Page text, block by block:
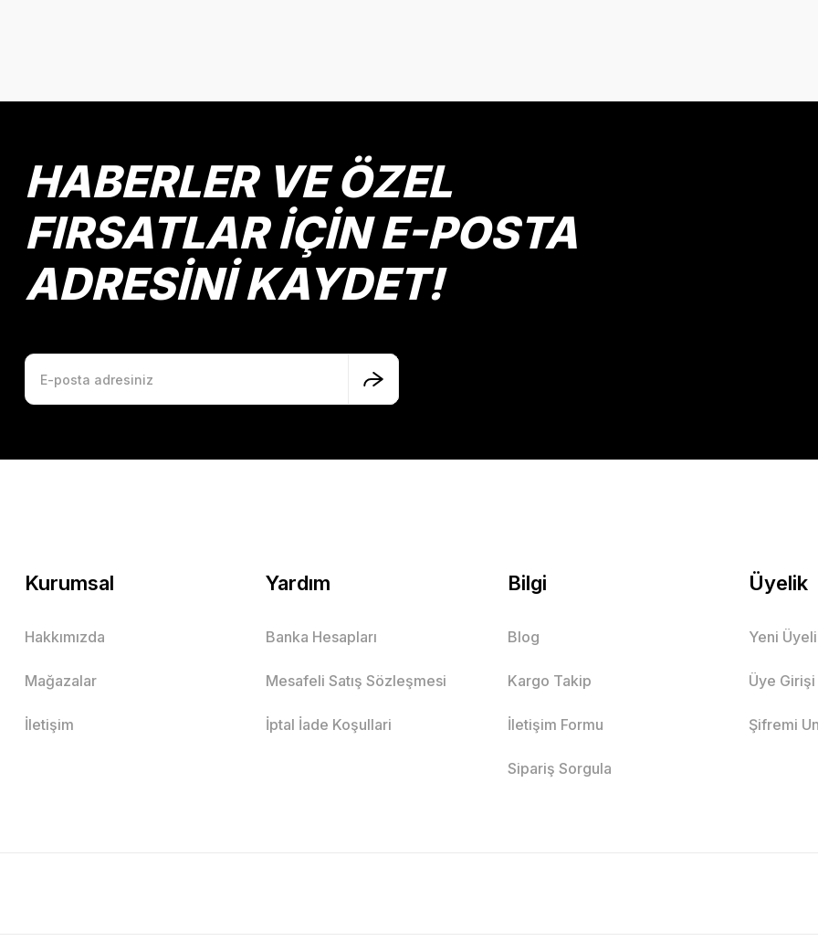
Ürün resmi kalitesiz, bozuk veya görüntülenemiyor.
Ürün fiyatı diğer sitelerden daha pahalı.
HABERLER VE ÖZEL
FIRSATLAR İÇİN E-POSTA
ADRESİNİ KAYDET!
Kurumsal
Hakkımızda
Mağazalar
İletişim
Yardım
Banka Hesapları
Mesafeli Satış Sözleşmesi
İptal İade Koşullari
Bilgi
Blog
Kargo Takip
İletişim Formu
Sipariş Sorgula
Üyelik
Yeni
Üye Girişi
Şifremi